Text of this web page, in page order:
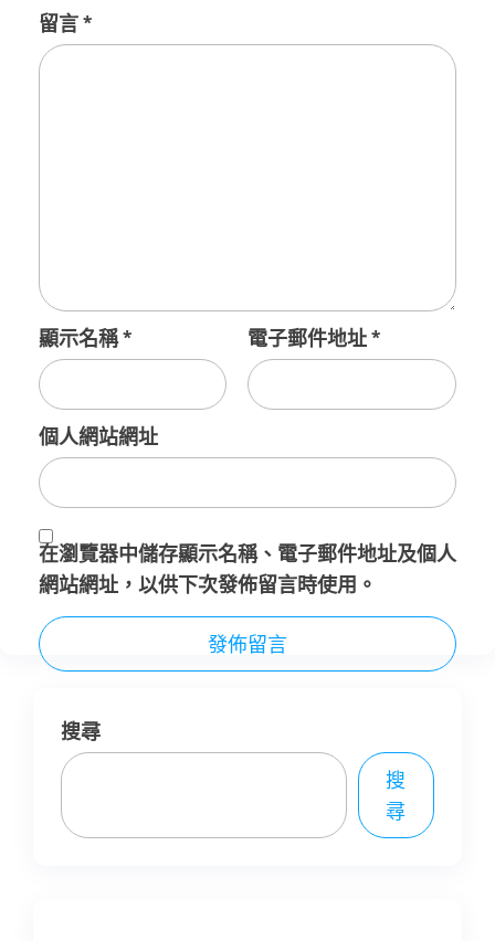
留言*
顯示名稱* 電子郵件地址*
個人網站網址
在瀏覽器中儲存顯示名稱、電子郵件地址及個人
網站網址，以供下次發佈留言時使用。
搜尋
搜
尋